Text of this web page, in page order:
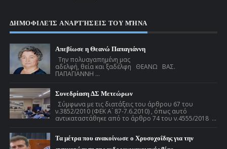
ΔΗΜΟΦΙΛΕΊΣ ΑΝΑΡΤΉΣΕΙΣ ΤΟΥ ΜΉΝΑ
Απεβίωσε η Θεανώ Παπαγιάννη
Την πολυαγαπημένη μας
αδελφή, θεία και ξαδέλφη ΘΕΑΝΩ ΒΑΣ.
ΠΑΠΑΓΙΑΝΝΗ ...
Συνεδρίαση ΔΣ Μετεώρων
Σύμφωνα με τις διατάξεις του άρθρου 67 του
ν.3852/2010 (ΦΕΚ Α ́ 87-7.6.2010) , όπως αυτό
αντικαταστάθηκε από το άρθρο 74 του ν.4555/2018 ...
Τα μέτρα που ανακοίνωσε ο Χρυσοχοΐδης για την